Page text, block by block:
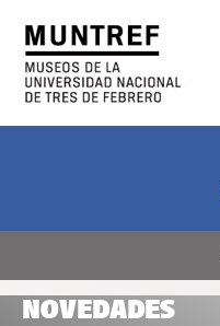
NOVEDADES
CENTRO DE ARTE
Y NATURALEZA
ARTE Y CIENCIA